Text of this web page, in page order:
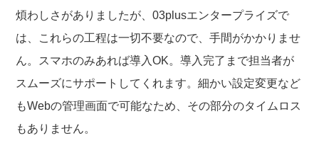
煩わしさがありましたが、03plusエンタープライズで
は、これらの工程は一切不要なので、手間がかかりませ
ん。スマホのみあれば導入OK。導入完了まで担当者が
スムーズにサポートしてくれます。細かい設定変更など
もWebの管理画面で可能なため、その部分のタイムロス
もありません。